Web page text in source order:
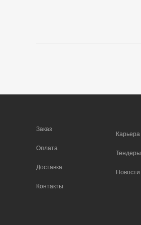
Заказ
Оплата
Доставка
Контакты
Карьера
Тендеры
Новости